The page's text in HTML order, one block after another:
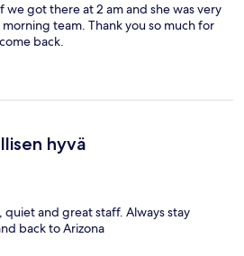
we got there at 2 am and she was very
team. Thank you so much for
back.
hyvä
quiet and great staff. Always stay
back to Arizona